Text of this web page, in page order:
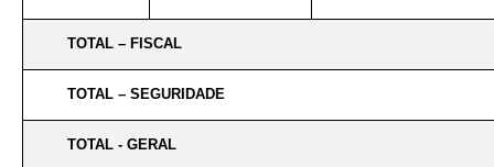
TOTAL – FISCAL
TOTAL – SEGURIDADE
TOTAL - GERAL